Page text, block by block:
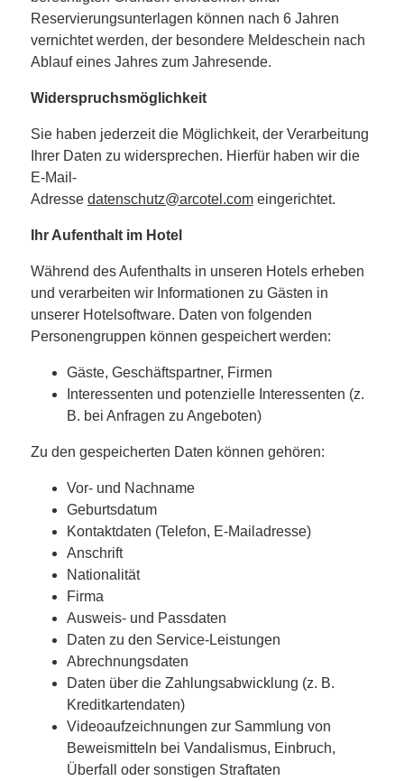
Reservierungsunterlagen können nach 6 Jahren
vernichtet werden, der besondere Meldeschein nach
Ablauf eines Jahres zum Jahresende.
Widerspruchsmöglichkeit
Sie haben jederzeit die Möglichkeit, der Verarbeitung
Ihrer Daten zu widersprechen. Hierfür haben wir die
E-Mail-
Adresse datenschutz@arcotel.comeingerichtet.
Ihr Aufenthalt im Hotel
Während des Aufenthalts in unseren Hotels erheben
und verarbeiten wir Informationen zu Gästen in
unserer Hotelsoftware. Daten von folgenden
Personengruppen können gespeichert werden:
Gäste, Geschäftspartner, Firmen
Interessenten und potenzielle Interessenten (z.
B. bei Anfragen zu Angeboten)
Zu den gespeicherten Daten können gehören:
Vor- und Nachname
Geburtsdatum
Kontaktdaten (Telefon, E-Mailadresse)
Anschrift
Nationalität
Firma
Ausweis- und Passdaten
Daten zu den Service-Leistungen
Abrechnungsdaten
Daten über die Zahlungsabwicklung (z. B.
Kreditkartendaten)
Videoaufzeichnungen zur Sammlung von
Beweismitteln bei Vandalismus, Einbruch,
Überfall oder sonstigen Straftaten